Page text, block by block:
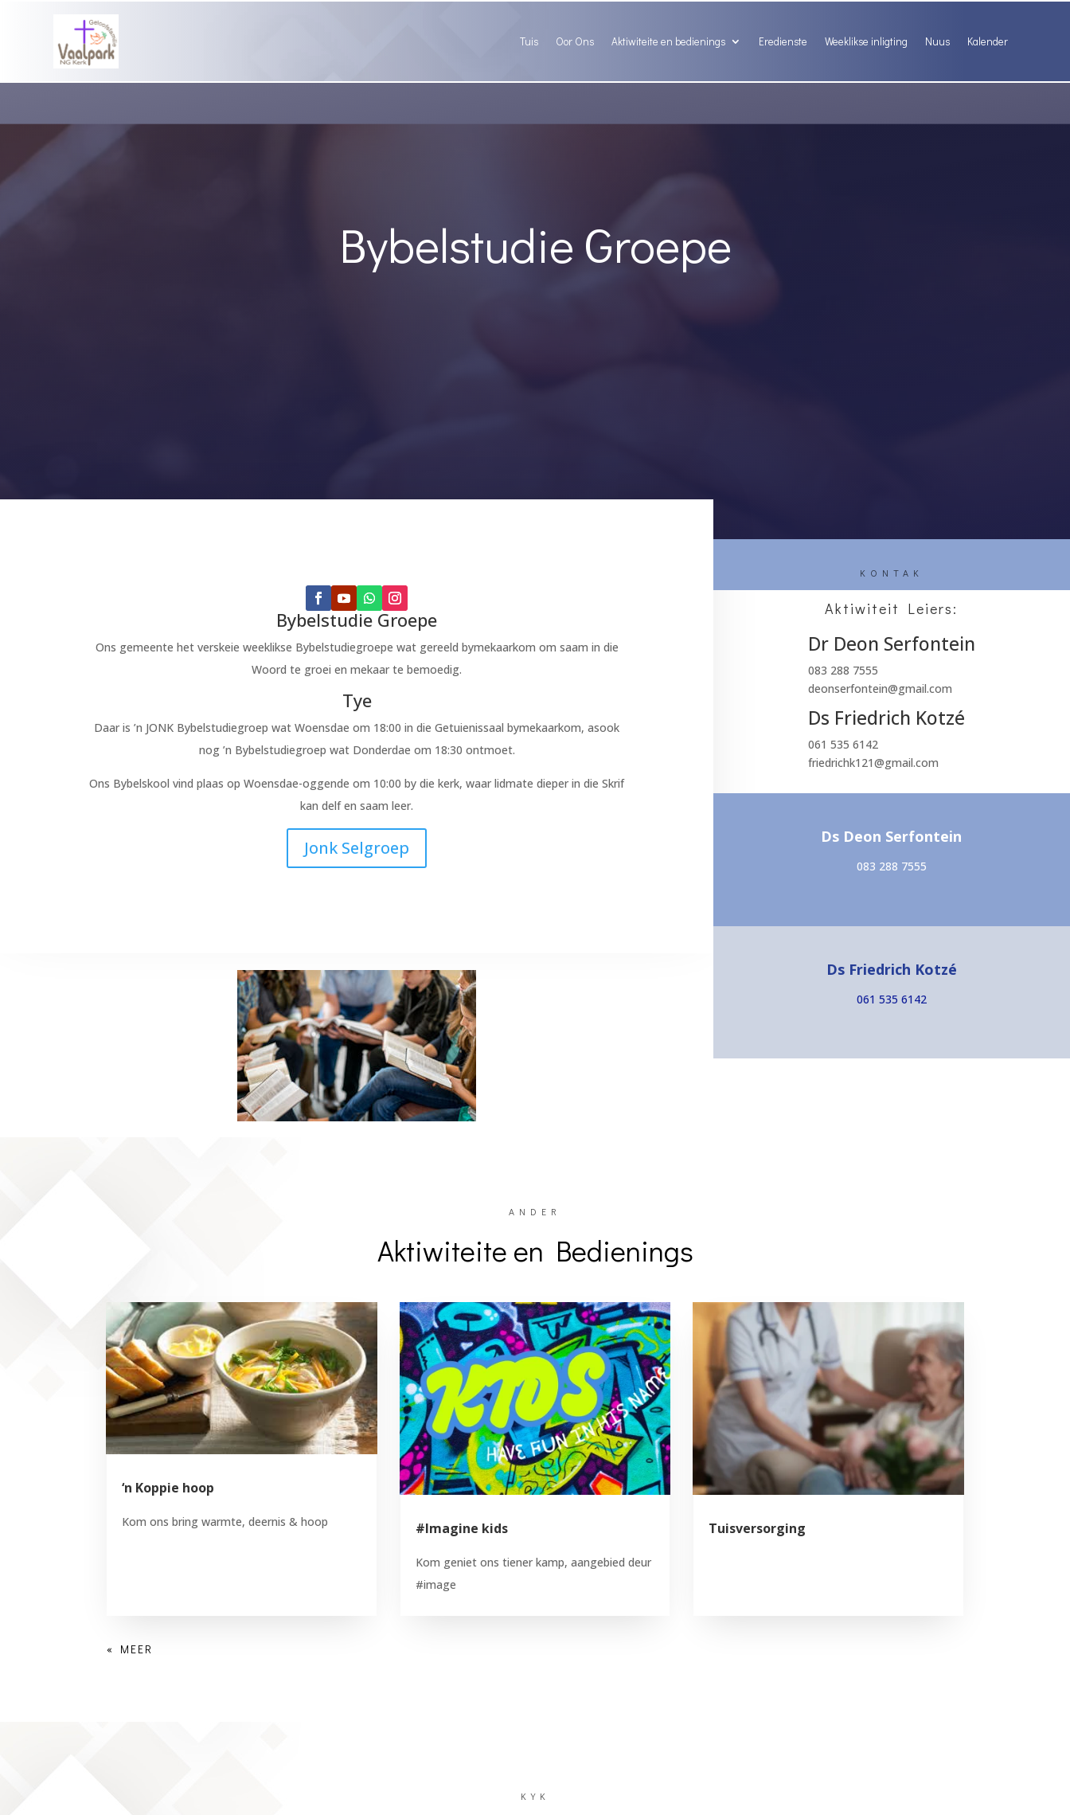
Tuis Oor Ons Aktiwiteite en bedienings Eredienste Weeklikse inligting Nuus Kalender
Bybelstudie Groepe
Bybelstudie Groepe
Ons gemeente het verskeie weeklikse Bybelstudiegroepe wat gereeld bymekaarkom om saam in die
Woord te groei en mekaar te bemoedig.
Tye
Daar is ’n JONK Bybelstudiegroep wat Woensdae om 18:00 in die Getuienissaal bymekaarkom, asook
nog ’n Bybelstudiegroep wat Donderdae om 18:30 ontmoet.
Ons Bybelskool vind plaas op Woensdae-oggende om 10:00 by die kerk, waar lidmate dieper in die Skrif
kan delf en saam leer.
Jonk Selgroep
KONTAK
Aktiwiteit Leiers:
Dr Deon Serfontein
083 288 7555
deonserfontein@gmail.com
Ds Friedrich Kotzé
061 535 6142
friedrichk121@gmail.com
Ds Deon Serfontein
083 288 7555
Ds Friedrich Kotzé
061 535 6142
ANDER
Aktiwiteite en Bedienings
‘n Koppie hoop
Kom ons bring warmte, deernis & hoop #Imagine kids
Kom geniet ons tiener kamp, aangebied deur
#image
Tuisversorging
KYK